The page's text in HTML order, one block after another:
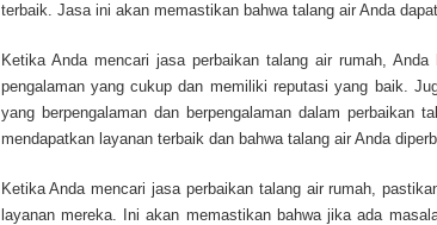
terbaik. Jasa ini akan memastikan bahwa talang air Anda
Ketika Anda mencari jasa perbaikan talang air rumah,
pengalaman yang cukup dan memiliki reputasi yang baik.
yang berpengalaman dan berpengalaman dalam perbaikan
mendapatkan layanan terbaik dan bahwa talang air Anda
Ketika Anda mencari jasa perbaikan talang air rumah,
layanan mereka. Ini akan memastikan bahwa jika ada